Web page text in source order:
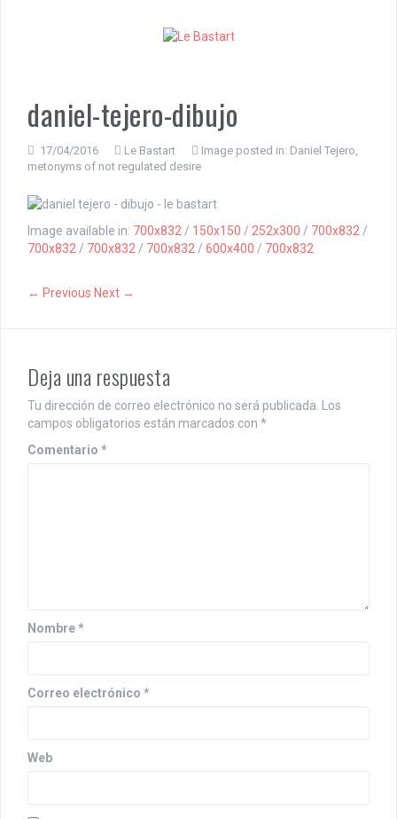
daniel-tejero-dibujo
17/04/2016 Le Bastart Image posted in: Daniel Tejero,
metonyms of not regulated desire
Image available in: 700x832 / 150x150 / 252x300 / 700x832 /
700x832 / 700x832 / 700x832 / 600x400 / 700x832
← Previous Next →
Deja una respuesta
Tu dirección de correo electrónico no será publicada. Los
campos obligatorios están marcados con *
Comentario *
Nombre*
Correo electrónico *
Web